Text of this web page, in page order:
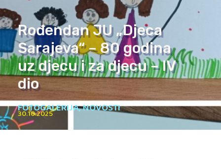
Rođendan JU „Djeca
Sarajeva“ – 80 godina
uz djecu i za djecu – IV
dio
FOTOGALERIJA,NOVOSTI
30.10.2025